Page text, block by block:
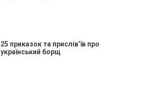
25 приказок та прислів’їв про
український борщ